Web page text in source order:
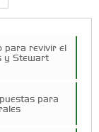
para revivir el
y Stewart
para